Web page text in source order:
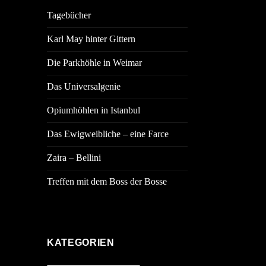
Tagebücher
Karl May hinter Gittern
Die Parkhöhle in Weimar
Das Universalgenie
Opiumhöhlen in Istanbul
Das Ewigweibliche – eine Farce
Zaira – Bellini
Treffen mit dem Boss der Bosse
KATEGORIEN